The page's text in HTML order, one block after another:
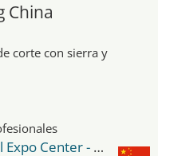
China
corte con sierra y
Shanghai New International Expo Center - SNIEC